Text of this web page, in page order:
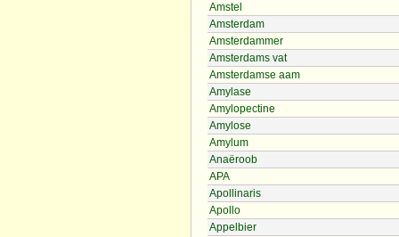
Amstel
Amsterdam
Amsterdammer
Amsterdams vat
Amsterdamse aam
Amylase
Amylopectine
Amylose
Amylum
Anaëroob
APA
Apollinaris
Apollo
Appelbier